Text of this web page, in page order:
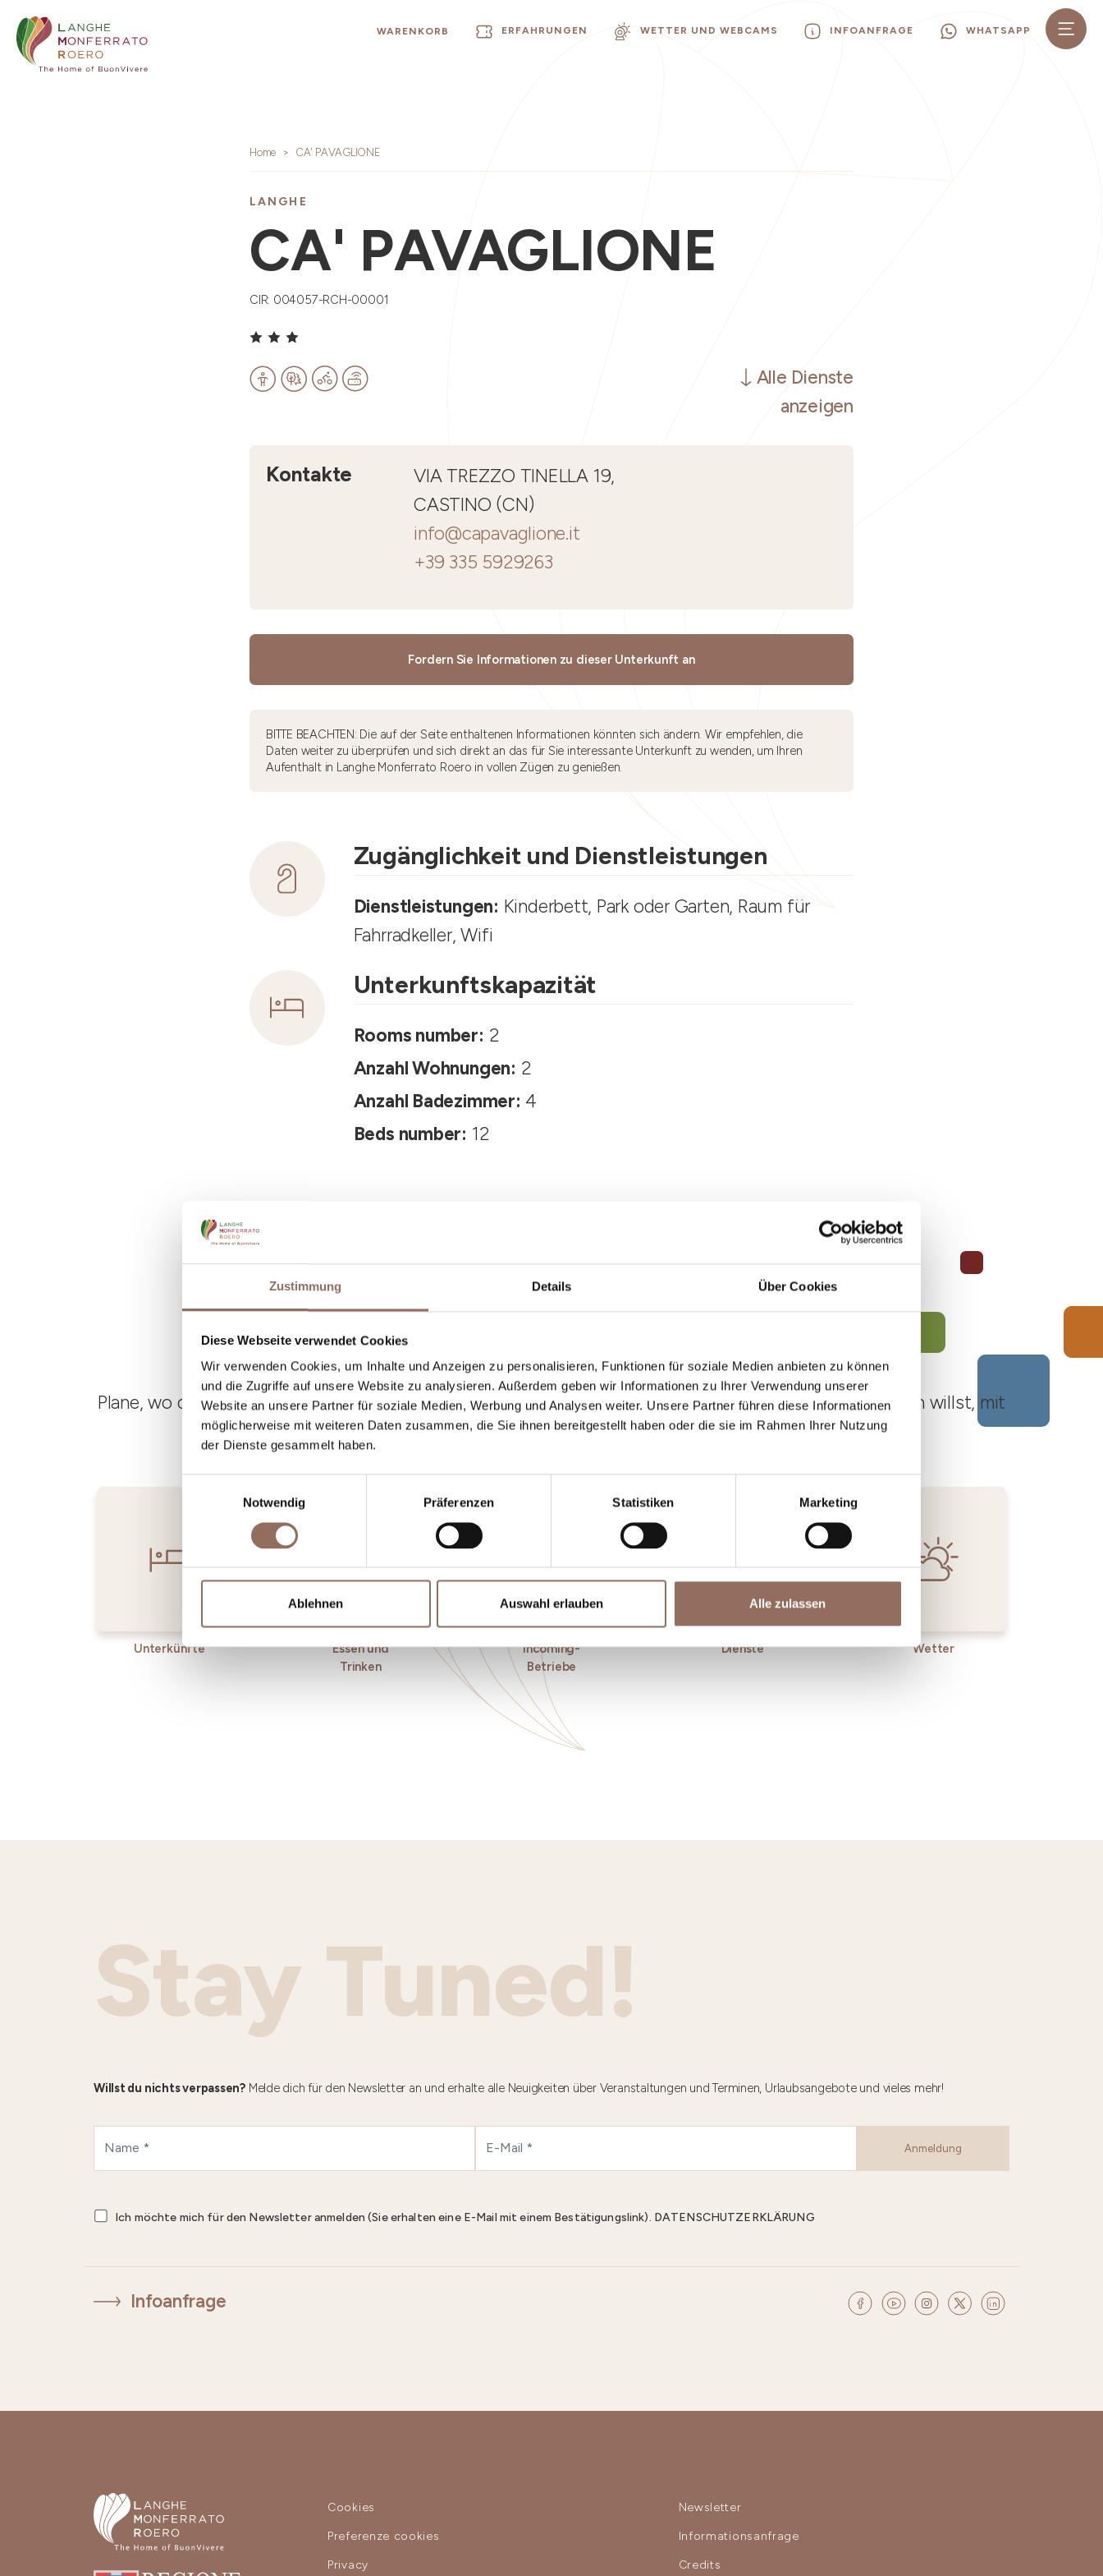
Zustimmung Details Über Cookies
Diese Webseite verwendet Cookies
Wir verwenden Cookies, um Inhalte und Anzeigen zu personalisieren, Funktionen für soziale Medien anbieten zu können
und die Zugriffe auf unsere Website zu analysieren. Außerdem geben wir Informationen zu Ihrer Verwendung unserer
Website an unsere Partner für soziale Medien, Werbung und Analysen weiter. Unsere Partner führen diese Informationen
möglicherweise mit weiteren Daten zusammen, die Sie ihnen bereitgestellt haben oder die sie im Rahmen Ihrer Nutzung
der Dienste gesammelt haben.
Notwendig
Präferenzen Statistiken Marketing
Ablehnen Auswahl erlauben Alle zulassen
WARENKORB ERFAHRUNGEN WETTER UND WEBCAMS INFOANFRAGE WHATSAPP
Home CA' PAVAGLIONE
LANGHE
CA' PAVAGLIONE
CIR: 004057-RCH-00001
Alle Dienste
anzeigen
Kontakte
VIA TREZZO TINELLA 19,
CASTINO (CN)
info@capavaglione.it
+39 335 5929263
Fordern Sie Informationen zu dieser Unterkunft an
BITTE BEACHTEN: Die auf der Seite enthaltenen Informationen könnten sich ändern. Wir empfehlen, die
Daten weiter zu überprüfen und sich direkt an das für Sie interessante Unterkunft zu wenden, um Ihren
Aufenthalt in Langhe Monferrato Roero in vollen Zügen zu genießen.
Zugänglichkeit und Dienstleistungen
Dienstleistungen: Kinderbett, Park oder Garten, Raum für
Fahrradkeller, Wifi
Unterkunftskapazität
Rooms number: 2
Anzahl Wohnungen: 2
Anzahl Badezimmer: 4
Beds number: 12
Dein Urlaub
Plane, wo du übernachtest und isst, was du in jedem Winkel des Langhe Monferrato Roero unternehmen willst, mit
einem Blick aufs Wetter in Echtzeit.
Unterkünfte
Essen und
Trinken
Incoming-
Betriebe
Dienste Wetter
Stay Tuned!
Willst du nichts verpassen?Melde dich für den Newsletter an und erhalte alle Neuigkeiten über Veranstaltungen und Terminen, Urlaubsangebote und vieles mehr!
Anmeldung
Ich möchte mich für den Newsletter anmelden (Sie erhalten eine E-Mail mit einem Bestätigungslink). DATENSCHUTZERKLÄRUNG
Infoanfrage
Cookies
Preferenze cookies
Privacy
Newsletter
Informationsanfrage
Credits